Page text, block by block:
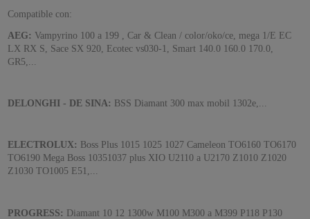
Compatible con:
AEG: Vampyrino 100 a 199 , Car & Clean / color/oko/ce, mega 1/E EC
LX RX S, Sace SX 920, Ecotec vs030-1, Smart 140.0 160.0 170.0,
GR5,...
DELONGHI - DE SINA: BSS Diamant 300 max mobil 1302e,...
ELECTROLUX: Boss Plus 1015 1025 1027 Cameleon TO6160 TO6170
TO6190 Mega Boss 10351037 plus XIO U2110 a U2170 Z1010 Z1020
Z1030 TO1005 E51,...
PROGRESS: Diamant 10 12 1300w M100 M300 a M399 P118 P130